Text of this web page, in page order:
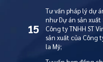
15
Tư vấn pháp lý dự
như Dự án sản
Công ty TNHH ST
sản xuất của Công
la Mỹ;